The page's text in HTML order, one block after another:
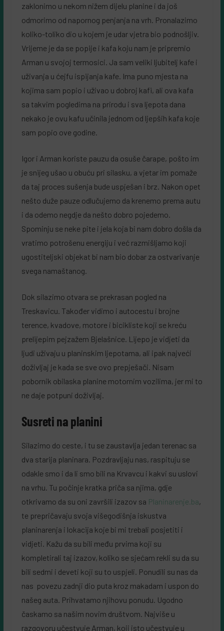
zaklonimo u nekom nižem dijelu planine i da još
odmorimo od napornog penjanja na vrh. Pronalazimo
koliko-toliko dio u kojem je udar vjetra bio podnošljiv.
Vrijeme je da se popije i kafa koju nam je pripremio
Arman u svojoj termosici. Ja sam veliki ljubitelj kafe i
uživanja u ćejfu ispijanja kafe. Ima puno mjesta na
kojima sam popio i uživao u dobroj kafi, ali ova kafa
sa takvim pogledima na prirodu i sva ljepota dana
nekako je ovu kafu učinila jednom od ljepših kafa koje
sam popio ove godine.
Igor i Arman koriste pauzu da osuše čarape, pošto im
je snijeg ušao u obuću pri silasku, a vjetar im pomaže
da taj proces sušenja bude uspješan i brz. Nakon opet
nešto duže pauze odlučujemo da krenemo prema autu
i da odemo negdje da nešto dobro pojedemo.
Spominju se neke pite i jela koja bi nam dobro došla da
vratimo potrošenu energiju i već razmišljamo koji
ugostiteljski objekat bi nam bio dobar za ostvarivanje
svega namaštanog.
Dok silazimo otvara se prekrasan pogled na
Treskavicu. Također vidimo i autocestu i brojne
terence, kvadove, motore i bicikliste koji se kreću
prelijepim pejzažem Bjelašnice. Lijepo je vidjeti da
ljudi uživaju u planinskim ljepotama, ali ipak najveći
doživljaj je kada se sve ovo prepješači. Nisam
pobornik obilaska planine motornim vozilima, jer mi to
ne daje potpuni doživljaj.
Susreti na planini
Silazimo do ceste, i tu se zaustavlja jedan terenac sa
dva starija planinara. Pozdravljaju nas, raspituju se
odakle smo i da li smo bili na Krvavcu i kakvi su uslovi
na vrhu. Tu počinje kratka priča sa njima, gdje
otkrivamo da su oni završili izazov sa Planinarenje.ba,
te prepričavaju svoja višegodišnja iskustva
planinarenja i lokacija koje bi mi trebali posjetiti i
vidjeti. Kažu da su bili među prvima koji su
kompletirali taj izazov, koliko se sjećam rekli su da su
bili sedmi i deveti koji su to uspjeli. Ponudili su nas da
nas povezu zadnji dio puta kroz makadam i uspon do
našeg auta. Prihvatamo njihovu ponudu. Ugodno
časkamo sa našim novim društvom. Najviše u
razgovoru učestvuje Arman, koji isto učestvuje u